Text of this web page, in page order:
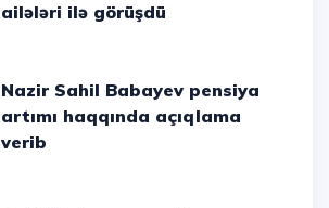
ailələri ilə görüşdü
Nazir Sahil Babayev pensiya
artımı haqqında açıqlama
verib